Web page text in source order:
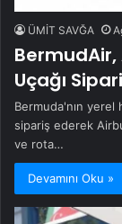
ÜMİT SAVĞA
BermudAir,
Uçağı
Bermuda'nın yerel
sipariş ederek
ve rota…
Devamını Oku »